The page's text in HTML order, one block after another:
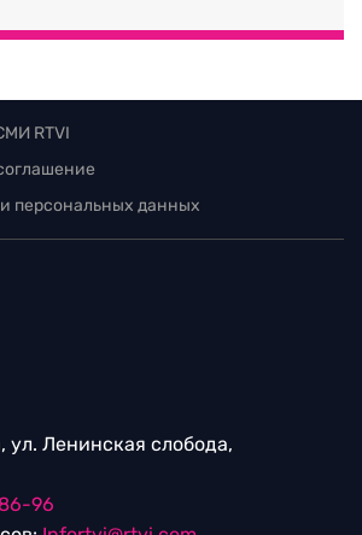
RTVI
персональных данных
ул. Ленинская слобода,
96